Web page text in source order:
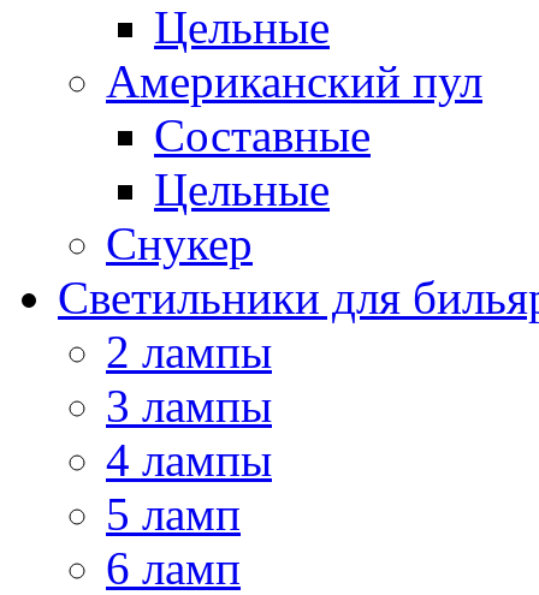
Цельные
Американский пул
Составные
Цельные
Снукер
Светильники для
2 лампы
3 лампы
4 лампы
5 ламп
6 ламп